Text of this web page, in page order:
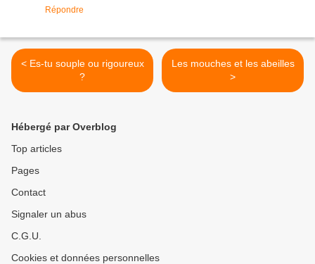
Répondre
< Es-tu souple ou rigoureux
?
Les mouches et les abeilles
>
Hébergé par Overblog
Top articles
Pages
Contact
Signaler un abus
C.G.U.
Cookies et données personnelles